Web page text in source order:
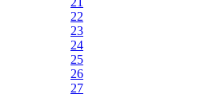
22
23
24
25
26
27